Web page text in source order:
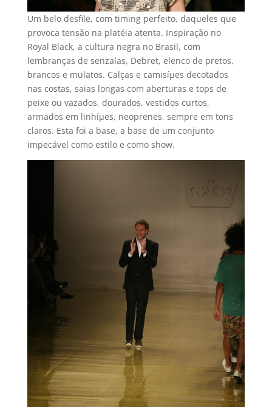
Um belo desfile, com timing perfeito, daqueles que
provoca tensão na platéia atenta. Inspiração no
Royal Black, a cultura negra no Brasil, com
lembranças de senzalas, Debret, elenco de pretos,
brancos e mulatos. Calças e camisíµes decotados
nas costas, saias longas com aberturas e tops de
peixe ou vazados, dourados, vestidos curtos,
armados em linhíµes, neoprenes, sempre em tons
claros. Esta foi a base, a base de um conjunto
impecável como estilo e como show.